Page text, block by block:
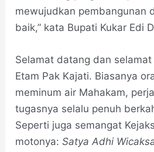
mewujudkan pembangunan
baik,” kata Bupati Kukar Edi
Selamat datang dan
Etam Pak Kajati. Biasanya
meminum air Mahakam,
tugasnya selalu penuh
Seperti juga semangat
motonya:Satya Adhi